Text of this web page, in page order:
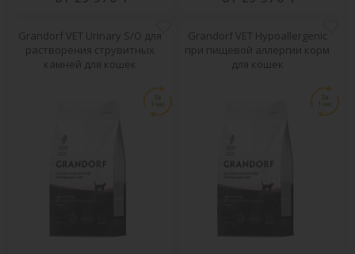
Grandorf VET Urinary S/O для
растворения струвитных
камней для кошек
Grandorf VET Hypoallergenic
при пищевой аллергии корм
для кошек